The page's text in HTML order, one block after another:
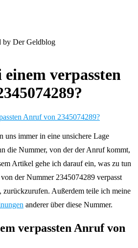
by Der Geldblog
verpassten
uns immer in eine unsichere Lage
die Nummer, von der der Anruf kommt,
Artikel gehe ich darauf ein, was zu tun
der Nummer 2345074289 verpasst
zurückzurufen. Außerdem teile ich meine
anderer über diese Nummer.
verpassten Anruf von